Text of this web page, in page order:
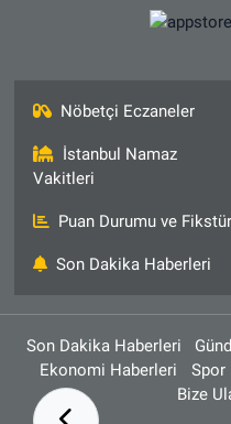
Nöbetçi Eczaneler
İstanbul Namaz
Vakitleri
Puan Durumu ve Fikstür
Son Dakika Haberleri
Son Dakika Haberleri
Ekonomi Haberleri
Spor
Bize